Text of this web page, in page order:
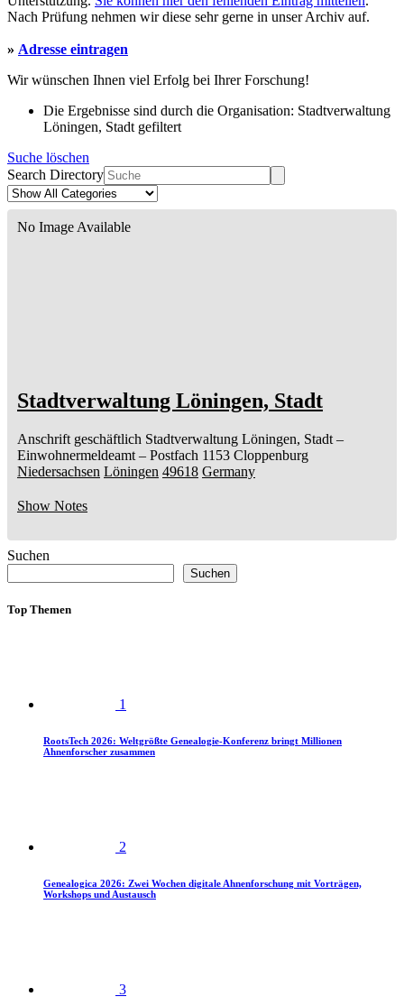
Nach Prüfung nehmen wir diese sehr gerne in unser Archiv auf.
» Adresse eintragen
Wir wünschen Ihnen viel Erfolg bei Ihrer Forschung!
Die Ergebnisse sind durch die Organisation: Stadtverwaltung
Löningen, Stadt gefiltert
Suche löschen
Search Directory
No Image Available
Stadtverwaltung Löningen, Stadt
Anschrift geschäftlich Stadtverwaltung Löningen, Stadt –
Einwohnermeldeamt – Postfach 1153 Cloppenburg
Niedersachsen Löningen 49618 Germany
Show Notes
Suchen
Suchen
Top Themen
1
RootsTech 2026: Weltgrößte Genealogie-Konferenz bringt Millionen
Ahnenforscher zusammen
2
Genealogica 2026: Zwei Wochen digitale Ahnenforschung mit Vorträgen,
Workshops und Austausch
3